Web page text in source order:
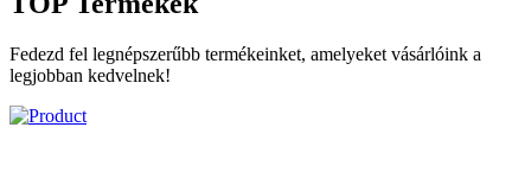
Fedezd fel legnépszerűbb termékeinket, amelyeket vásárlóink a
legjobban kedvelnek!